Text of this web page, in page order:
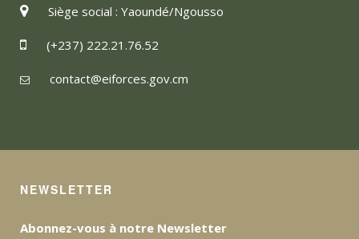
Siège social : Yaoundé/Ngousso
(+237) 222.21.76.52
contact@eiforces.gov.cm
NEWSLETTER
Abonnez-vous à notre Newsletter